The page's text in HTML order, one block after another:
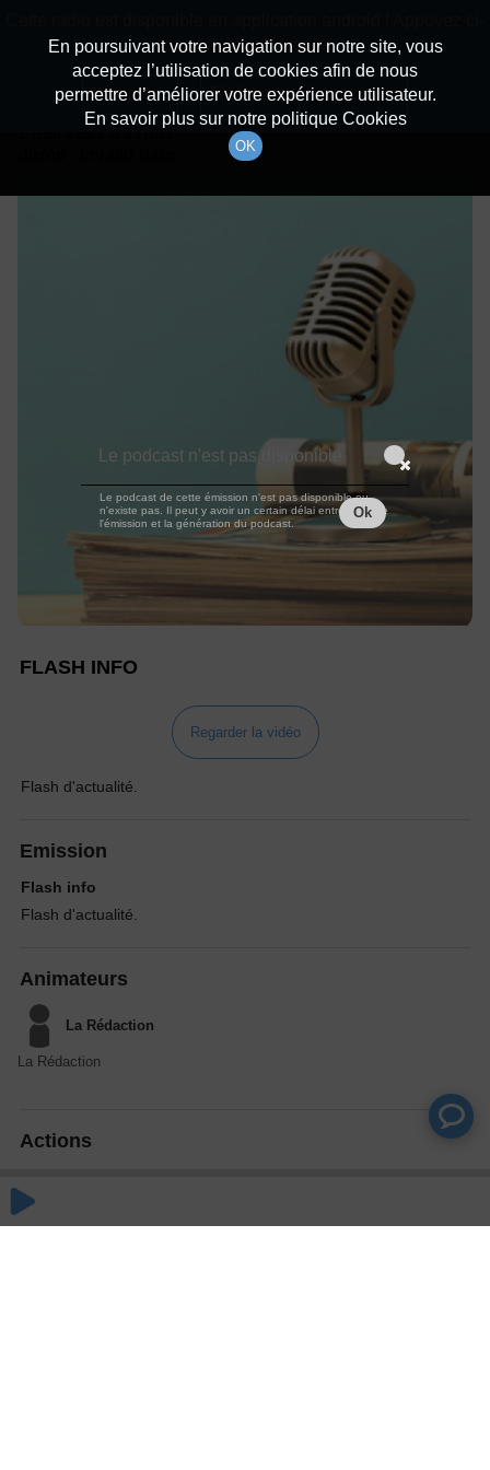
Détails De L'épisode
à 17h59
FLASH INFO
Regarder la vidéo
Flash d'actualité.
Emission
Flash info
Flash d'actualité.
Animateurs
La Rédaction
La Rédaction
Actions
En poursuivant votre navigation sur notre site, vous
acceptez l’utilisation de cookies afin de nous
permettre d’améliorer votre expérience utilisateur.
En savoir plus sur notre politique Cookies
OK
dessous pour l'installer.
Non merci Télécharger l'application
Le podcast n'est pas disponible
Le podcast de cette émission n'est pas disponible ou
n'existe pas. Il peut y avoir un certain délai entre la fin de
l'émission et la génération du podcast.
Ok